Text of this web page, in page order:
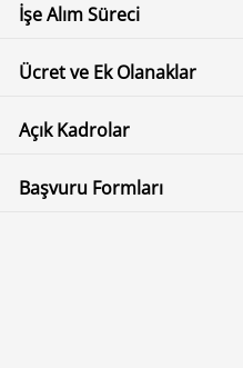
İşe Alım Süreci
Ücret ve Ek Olanaklar
Açık Kadrolar
Başvuru Formları